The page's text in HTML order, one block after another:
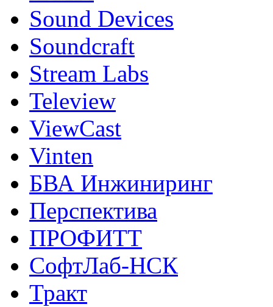
Sound Devices
Soundcraft
Stream Labs
Teleview
ViewCast
Vinten
БВА Инжиниринг
Перспектива
ПРОФИТТ
СофтЛаб-НСК
Тракт